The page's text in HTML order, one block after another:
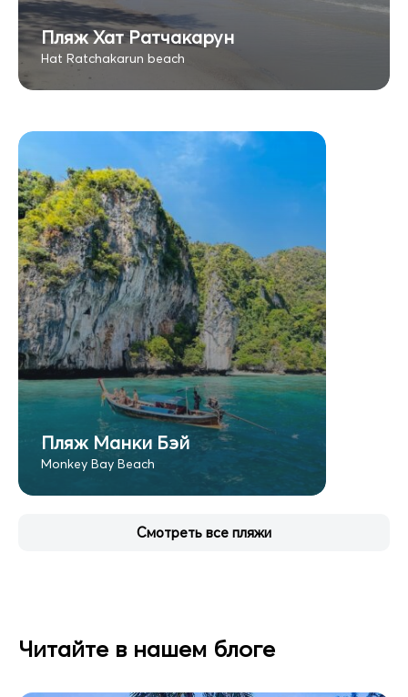
Пляж Хат Ратчакарун
Hat Ratchakarun beach
Пляж Манки Бэй
Monkey Bay Beach
Смотреть все пляжи
Читайте в нашем блоге